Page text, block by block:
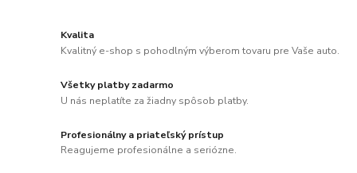
Kvalita
Kvalitný e-shop s pohodlným výberom tovaru pre Vaše auto.
Všetky platby zadarmo
U nás neplatíte za žiadny spôsob platby.
Profesionálny a priateľský prístup
Reagujeme profesionálne a seriózne.